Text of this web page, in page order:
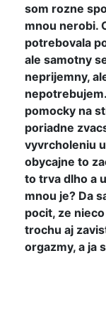
som rozne
mnou nerobi.
potrebovala
ale samotny
neprijemny,
pomocky na
poriadne
vyvrcholeniu
obycajne to
to trva dlho a
mnou je? Da
pocit, ze
trochu aj
orgazmy, a ja